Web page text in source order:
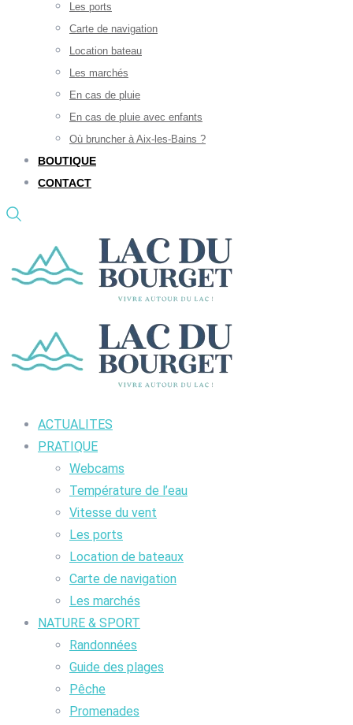
Les ports
Carte de navigation
Location bateau
Les marchés
En cas de pluie
En cas de pluie avec enfants
Où bruncher à Aix-les-Bains ?
BOUTIQUE
CONTACT
ACTUALITES
PRATIQUE
Webcams
Température de l’eau
Vitesse du vent
Les ports
Location de bateaux
Carte de navigation
Les marchés
NATURE & SPORT
Randonnées
Guide des plages
Pêche
Promenades